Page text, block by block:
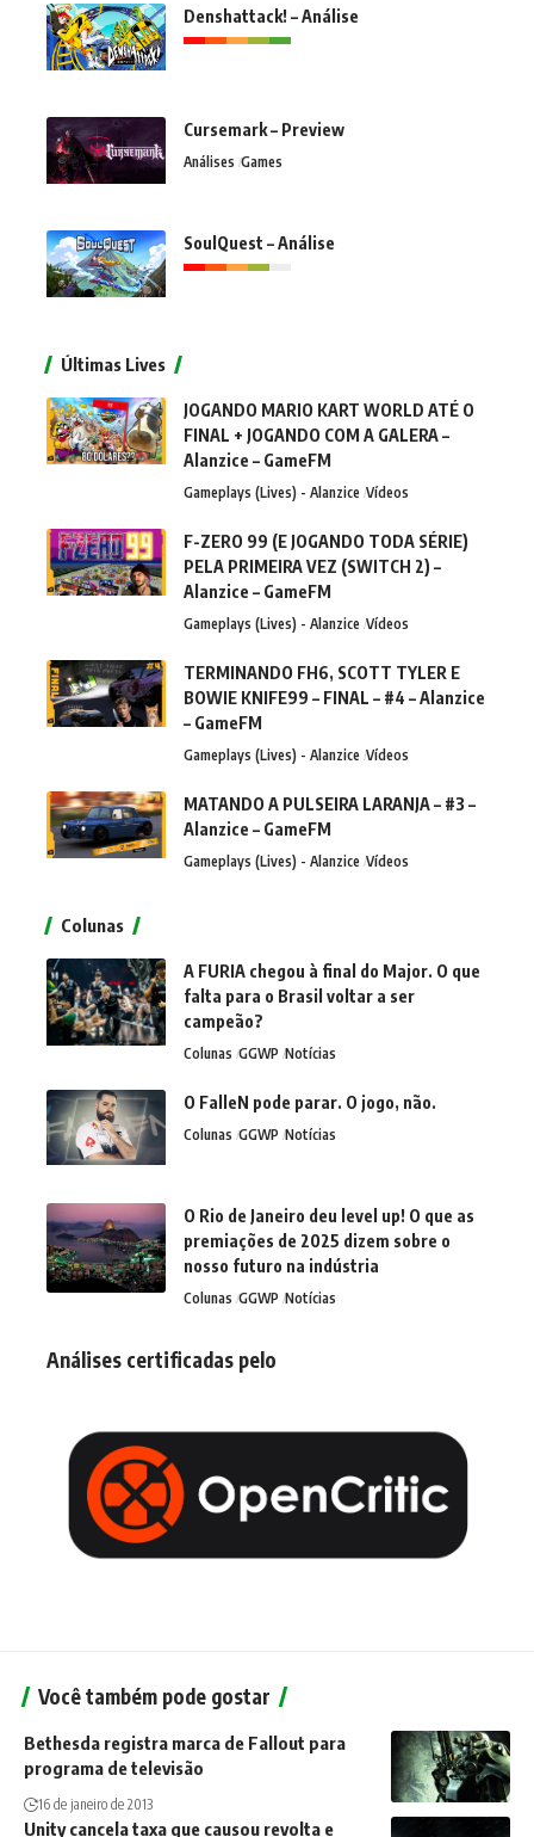
Denshattack! – Análise
Cursemark – Preview
Análises Games
SoulQuest – Análise
Últimas Lives
JOGANDO MARIO KART WORLD ATÉ O
FINAL + JOGANDO COM A GALERA –
Alanzice – GameFM
Gameplays (Lives) - Alanzice Vídeos
F-ZERO 99 (E JOGANDO TODA SÉRIE)
PELA PRIMEIRA VEZ (SWITCH 2) –
Alanzice – GameFM
Gameplays (Lives) - Alanzice Vídeos
TERMINANDO FH6, SCOTT TYLER E
BOWIE KNIFE99 – FINAL – #4 – Alanzice
– GameFM
Gameplays (Lives) - Alanzice Vídeos
MATANDO A PULSEIRA LARANJA – #3 –
Alanzice – GameFM
Gameplays (Lives) - Alanzice Vídeos
Colunas
A FURIA chegou à final do Major. O que
falta para o Brasil voltar a ser
campeão?
Colunas GGWP Notícias
O FalleN pode parar. O jogo, não.
Colunas GGWP Notícias
O Rio de Janeiro deu level up! O que as
premiações de 2025 dizem sobre o
nosso futuro na indústria
Colunas GGWP Notícias
Análises certificadas pelo
Você também pode gostar
Bethesda registra marca de Fallout para
programa de televisão
16 de janeiro de 2013
Unity cancela taxa que causou revolta e